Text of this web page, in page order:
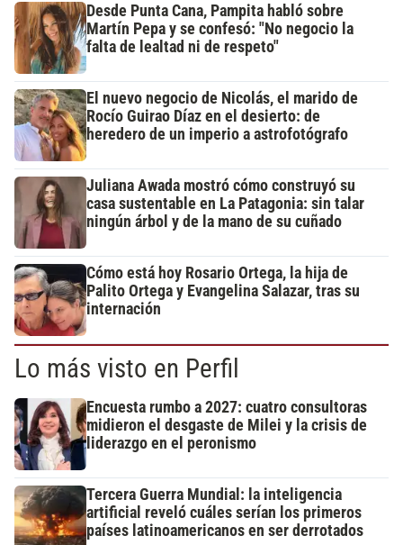
Desde Punta Cana, Pampita habló sobre
Martín Pepa y se confesó: "No negocio la
falta de lealtad ni de respeto"
El nuevo negocio de Nicolás, el marido de
Rocío Guirao Díaz en el desierto: de
heredero de un imperio a astrofotógrafo
Juliana Awada mostró cómo construyó su
casa sustentable en La Patagonia: sin talar
ningún árbol y de la mano de su cuñado
Cómo está hoy Rosario Ortega, la hija de
Palito Ortega y Evangelina Salazar, tras su
internación
Lo más visto en Perfil
Encuesta rumbo a 2027: cuatro consultoras
midieron el desgaste de Milei y la crisis de
liderazgo en el peronismo
Tercera Guerra Mundial: la inteligencia
artificial reveló cuáles serían los primeros
países latinoamericanos en ser derrotados